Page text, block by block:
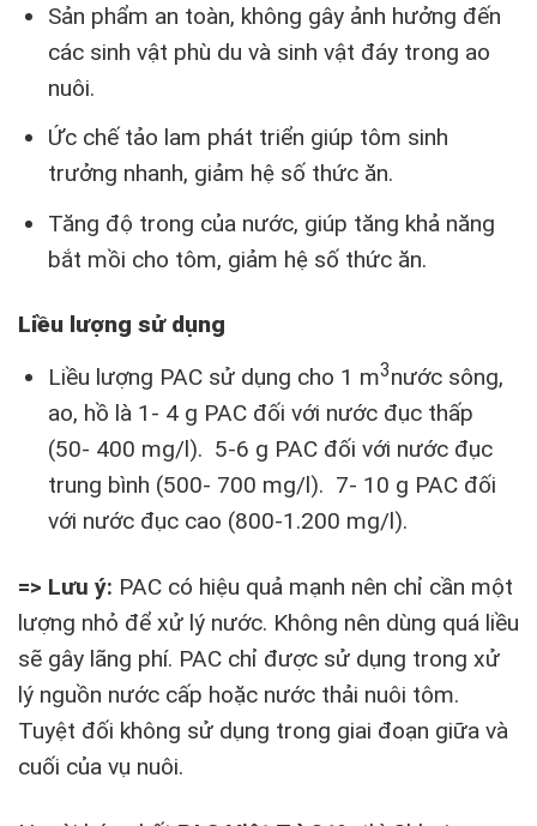
Sản phẩm an toàn, không gây ảnh hưởng đến
các sinh vật phù du và sinh vật đáy trong ao
nuôi.
Ức chế tảo lam phát triển giúp tôm sinh
trưởng nhanh, giảm hệ số thức ăn.
Tăng độ trong của nước, giúp tăng khả năng
bắt mồi cho tôm, giảm hệ số thức ăn.
Liều lượng sử dụng
Liều lượng PAC sử dụng cho 1 m3nước sông,
ao, hồ là 1- 4 g PAC đối với nước đục thấp
(50- 400 mg/l). 5-6 g PAC đối với nước đục
trung bình (500- 700 mg/l). 7- 10 g PAC đối
với nước đục cao (800-1.200 mg/l).
=> Lưu ý: PAC có hiệu quả mạnh nên chỉ cần một
lượng nhỏ để xử lý nước. Không nên dùng quá liều
sẽ gây lãng phí. PAC chỉ được sử dụng trong xử
lý nguồn nước cấp hoặc nước thải nuôi tôm.
Tuyệt đối không sử dụng trong giai đoạn giữa và
cuối của vụ nuôi.